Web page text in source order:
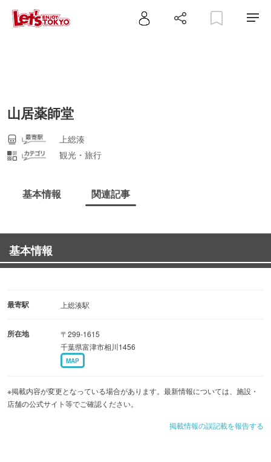
山居薬師堂
上総湊
観光・旅行
基本情報 関連記事
基本情報
最寄駅 上総湊駅
所在地
〒299-1615
千葉県富津市相川1456
MAP
※掲載内容が変更となっている場合があります。最新情報については、施設・
店舗の公式サイト等でご確認ください。
掲載情報の誤記載を報告する